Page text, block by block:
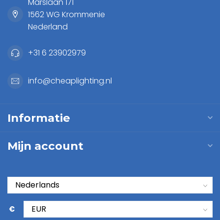
1562 WG Krommenie
Nederland
+31 6 23902979
info@cheaplighting.nl
Informatie
Mijn account
€